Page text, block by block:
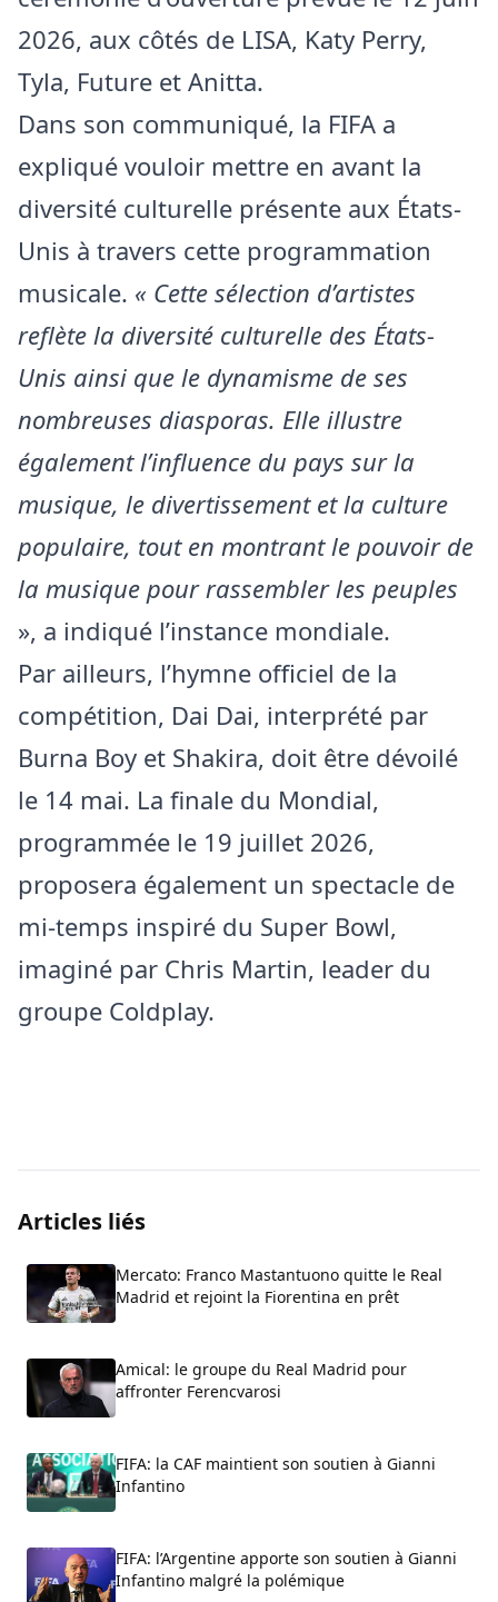
2026, aux côtés de LISA, Katy Perry,
Tyla, Future et Anitta.
Dans son communiqué, la FIFA a
expliqué vouloir mettre en avant la
diversité culturelle présente aux États-
Unis à travers cette programmation
musicale. « Cette sélection d’artistes
reflète la diversité culturelle des États-
Unis ainsi que le dynamisme de ses
nombreuses diasporas. Elle illustre
également l’influence du pays sur la
musique, le divertissement et la culture
populaire, tout en montrant le pouvoir de
la musique pour rassembler les peuples
», a indiqué l’instance mondiale.
Par ailleurs, l’hymne officiel de la
compétition, Dai Dai, interprété par
Burna Boy et Shakira, doit être dévoilé
le 14 mai. La finale du Mondial,
programmée le 19 juillet 2026,
proposera également un spectacle de
mi-temps inspiré du Super Bowl,
imaginé par Chris Martin, leader du
groupe Coldplay.
Articles liés
Mercato: Franco Mastantuono quitte le Real
Madrid et rejoint la Fiorentina en prêt
Amical: le groupe du Real Madrid pour
affronter Ferencvarosi
FIFA: la CAF maintient son soutien à Gianni
Infantino
FIFA: l’Argentine apporte son soutien à Gianni
Infantino malgré la polémique